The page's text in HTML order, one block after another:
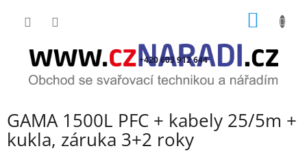
+420 603 912 644
GAMA 1500L PFC + kabely 25/5m +
kukla, záruka 3+2 roky